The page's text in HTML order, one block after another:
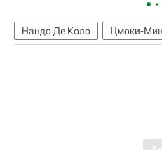
Нандо Де Коло Цмоки-